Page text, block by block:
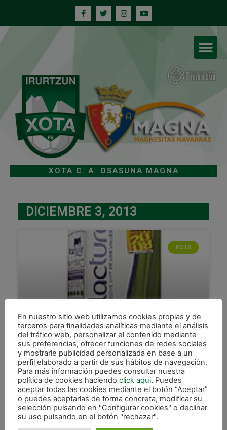
XOTA C. A. OSASUNA MAGNA
DICIEMBRE 3, 2013
XOTA
Colabora con el Banco de
Alimentos, trae leche entera al
derbi y recibe el póster oficial
Un partido más Magna Xota hace una
llamamiento a la solidaridad y sugiere a todos los
aficionados que lleven leche entera Lacturale al
Pabellón Anaitasuna
En nuestro sitio web utilizamos cookies propias y de
terceros para finalidades analíticas mediante el análisis
del tráfico web, personalizar el contenido mediante
sus preferencias, ofrecer funciones de redes sociales
y mostrarle publicidad personalizada en base a un
perfil elaborado a partir de sus hábitos de navegación.
Para más información puedes consultar nuestra
política de cookies haciendo click aqui. Puedes
aceptar todas las cookies mediante el botón “Aceptar”
o puedes aceptarlas de forma concreta, modificar su
selección pulsando en "Configurar cookies" o declinar
su uso pulsando en el botón "rechazar".